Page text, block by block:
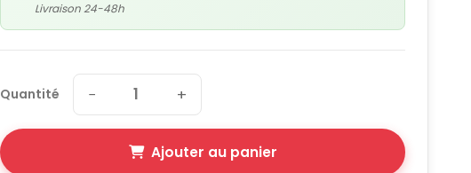
Livraison 24-48h
Quantité − +
Ajouter au panier